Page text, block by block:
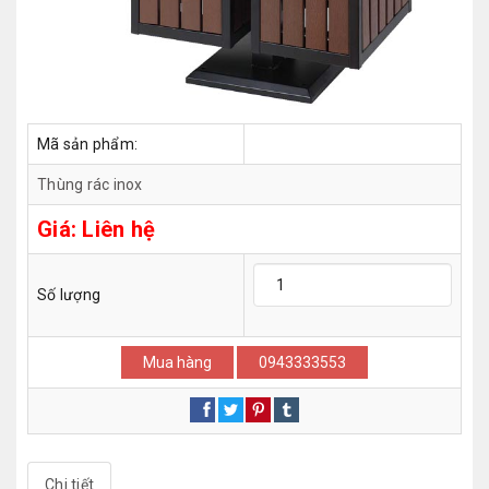
Mã sản phẩm:
Thùng rác inox
Giá: Liên hệ
Số lượng
Mua hàng 0943333553
Chi tiết